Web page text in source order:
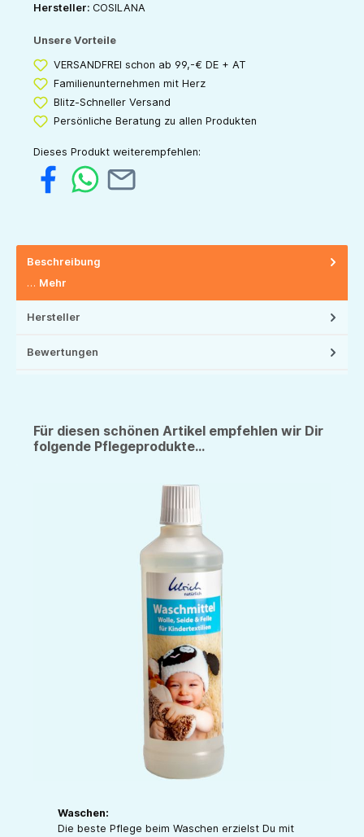
Hersteller: COSILANA
Unsere Vorteile
VERSANDFREI schon ab 99,-€ DE + AT
Familienunternehmen mit Herz
Blitz-Schneller Versand
Persönliche Beratung zu allen Produkten
Dieses Produkt weiterempfehlen:
Beschreibung
… Mehr
Hersteller
Bewertungen
Für diesen schönen Artikel empfehlen wir Dir
folgende Pflegeprodukte...
Waschen:
Die beste Pflege beim Waschen erzielst Du mit